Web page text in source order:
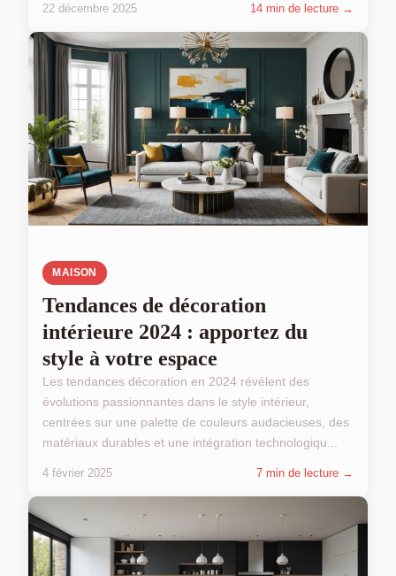
22 décembre 2025 14 min de lecture →
MAISON
Tendances de décoration
intérieure 2024 : apportez du
style à votre espace
Les tendances décoration en 2024 révèlent des
évolutions passionnantes dans le style intérieur,
centrées sur une palette de couleurs audacieuses, des
matériaux durables et une intégration technologiqu...
4 février 2025 7 min de lecture →